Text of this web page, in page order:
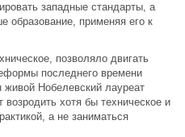
западные стандарты, а
образование, применяя его к
позволяло двигать
последнего времени
живой Нобелевский лауреат
хотя бы техническое и
а не заниматься